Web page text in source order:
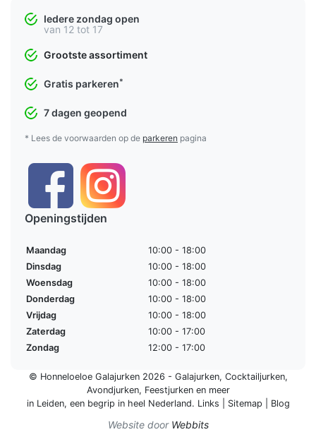
Iedere zondag open
van 12 tot 17
Grootste assortiment
Gratis parkeren*
7 dagen geopend
* Lees de voorwaarden op de parkeren pagina
Openingstijden
Maandag
10:00 - 18:00
Dinsdag
10:00 - 18:00
Woensdag
10:00 - 18:00
Donderdag
10:00 - 18:00
Vrijdag
10:00 - 18:00
Zaterdag
10:00 - 17:00
Zondag
12:00 - 17:00
© Honneloeloe Galajurken 2026 - Galajurken, Cocktailjurken,
Avondjurken, Feestjurkenen meer
in Leiden, een begrip in heel Nederland. Links Sitemap Blog
Website door Webbits